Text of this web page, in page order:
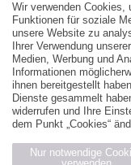
FREITEXT
AUSGABEART
AUS DER REIHE
ZUM THEMA
Wir verwenden Cookies,
Funktionen für soziale
unsere Website zu
Ihrer Verwendung
Medien, Werbung und
Informationen
ihnen bereitgestellt
Dienste gesammelt
widerrufen und Ihre
dem Punkt „Cookies“
Nur notwendige